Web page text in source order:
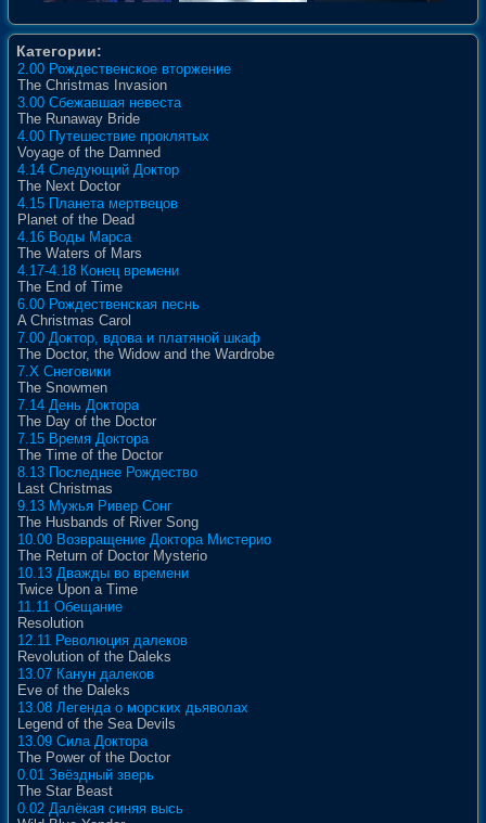
Категории:
2.00 Рождественское вторжение
The Christmas Invasion
3.00 Сбежавшая невеста
The Runaway Bride
4.00 Путешествие проклятых
Voyage of the Damned
4.14 Следующий Доктор
The Next Doctor
4.15 Планета мертвецов
Planet of the Dead
4.16 Воды Марса
The Waters of Mars
4.17-4.18 Конец времени
The End of Time
6.00 Рождественская песнь
A Christmas Carol
7.00 Доктор, вдова и платяной шкаф
The Doctor, the Widow and the Wardrobe
7.X Снеговики
The Snowmen
7.14 День Доктора
The Day of the Doctor
7.15 Время Доктора
The Time of the Doctor
8.13 Последнее Рождество
Last Christmas
9.13 Мужья Ривер Сонг
The Husbands of River Song
10.00 Возвращение Доктора Мистерио
The Return of Doctor Mysterio
10.13 Дважды во времени
Twice Upon a Time
11.11 Обещание
Resolution
12.11 Революция далеков
Revolution of the Daleks
13.07 Канун далеков
Eve of the Daleks
13.08 Легенда о морских дьяволах
Legend of the Sea Devils
13.09 Сила Доктора
The Power of the Doctor
0.01 Звёздный зверь
The Star Beast
0.02 Далёкая синяя высь